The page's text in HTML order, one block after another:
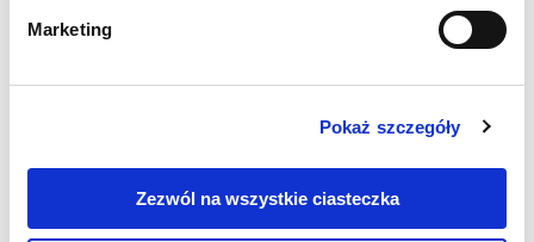
Marketing
Pokaż szczegóły
Zezwól na wszystkie ciasteczka
UK-GDPR: NOWE BRYTYJSKIE PRAWO
PO BREXICIE